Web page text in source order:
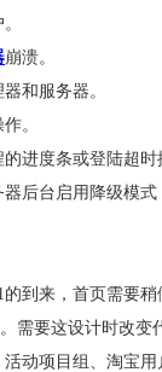
崩溃。
和服务器。
。
度条或登陆超时
台启用降级模式
来，首页需要稍
需要这设计时改变
项目组、淘宝用